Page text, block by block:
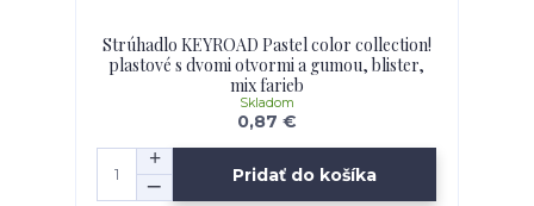
Strúhadlo KEYROAD Pastel color collection!
plastové s dvomi otvormi a gumou, blister,
mix farieb
0,87 €
Skladom
Pridať do košíka